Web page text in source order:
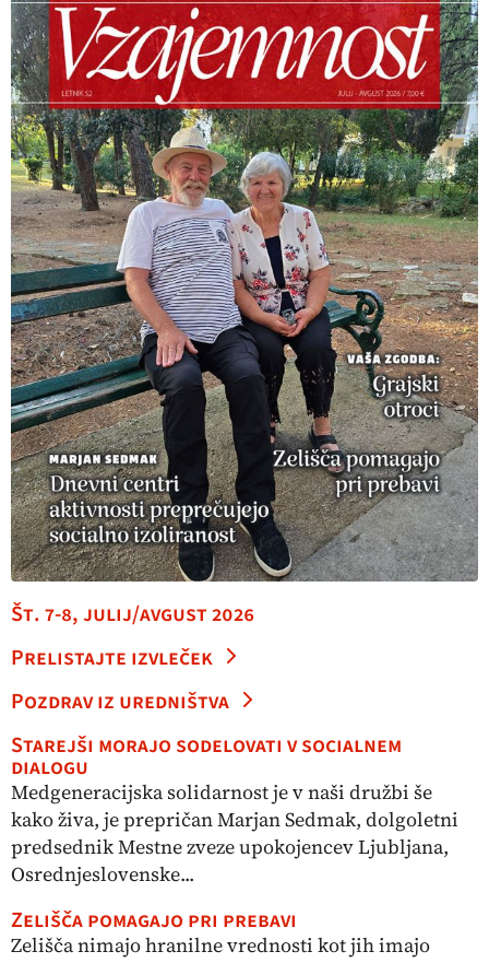
Št. 7-8, julij/avgust 2026
Prelistajte izvleček
Pozdrav iz uredništva
Starejši morajo sodelovati v socialnem
dialogu
Medgeneracijska solidarnost je v naši družbi še
kako živa, je prepričan Marjan Sedmak, dolgoletni
predsednik Mestne zveze upokojencev Ljubljana,
Osrednjeslovenske...
Zelišča pomagajo pri prebavi
Zelišča nimajo hranilne vrednosti kot jih imajo